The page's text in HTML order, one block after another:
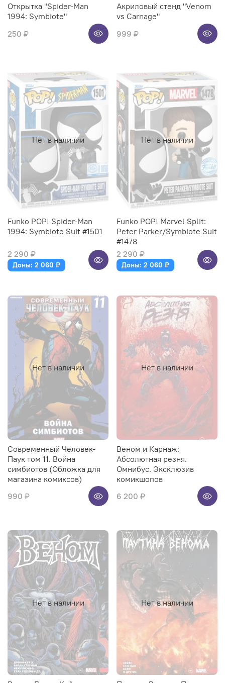
Открытка "Spider-Man
1994: Symbiote"
250 ₽
Акриловый стенд "Venom
vs Carnage"
999 ₽
Нет в наличии
Funko POP! Spider-Man
1994: Symbiote Suit #1501
2 290 ₽
Доны: 2 060 ₽
Нет в наличии
Funko POP! Marvel Split:
Peter Parker/Symbiote Suit
#1478
2 290 ₽
Доны: 2 060 ₽
Нет в наличии
Современный Человек-
Паук том 11. Война
симбиотов (Обложка для
магазина комиксов)
990 ₽
Нет в наличии
Веном и Карнаж:
Абсолютная резня.
Омнибус. Эксклюзив
комикшопов
6 200 ₽
Нет в наличии Нет в наличии